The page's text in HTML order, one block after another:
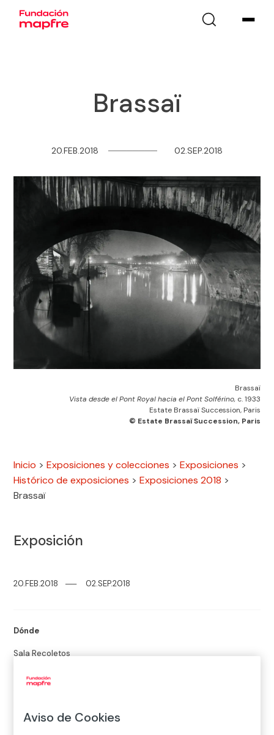
Brassaï
20.FEB.2018 ──────── 02.SEP.2018
Brassaï
Vista desde el Pont Royal hacia el Pont Solférino,c. 1933
Estate Brassaï Succession, Paris
© Estate Brassaï Succession, Paris
Inicio >Exposiciones y colecciones >Exposiciones >
Histórico de exposiciones >Exposiciones 2018 >
Brassaï
Exposición
20.FEB.2018──02.SEP.2018
Dónde
Sala Recoletos
Aviso de Cookies